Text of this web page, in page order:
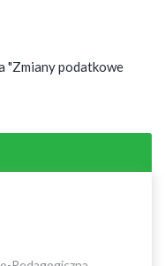
"Zmiany podatkowe